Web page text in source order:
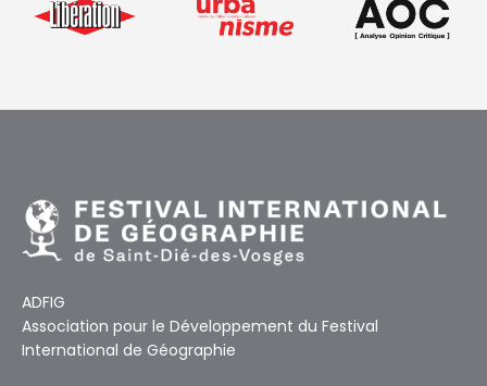
ADFIG
Association pour le Développement du Festival
International de Géographie